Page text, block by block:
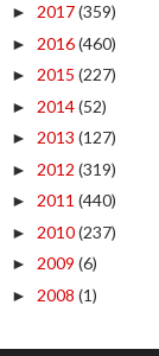
► 2017(359)
► 2016(460)
► 2015 (227)
► 2014(52)
► 2013 (127)
► 2012 (319)
► 2011 (440)
► 2010(237)
► 2009 (6)
► 2008 (1)